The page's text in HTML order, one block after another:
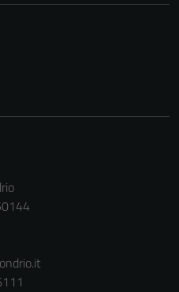
essere
non raccolgono